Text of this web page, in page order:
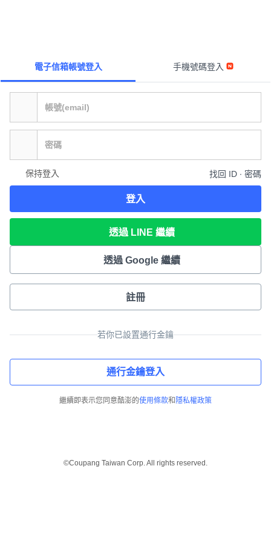
電子信箱帳號登入 手機號碼登入
保持登入 找回 ID ∙ 密碼
登入
透過 LINE 繼續
透過 Google 繼續
註冊
若你已設置通行金鑰
通行金鑰登入
繼續即表示您同意酷澎的使用條款和 隱私權政策
©Coupang Taiwan Corp. All rights reserved.